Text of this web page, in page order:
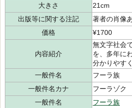
大きさ
21cm
出版等に関する注記
著者の肖像
価格
¥1700
内容紹介
無文字社会
を、多年に
分かりやす
一般件名
フーラ族
一般件名カナ
フーラゾク
一般件名
フーラ族